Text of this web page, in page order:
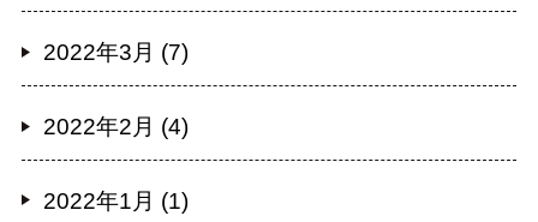
2022年3月 (7)
2022年2月 (4)
2022年1月 (1)